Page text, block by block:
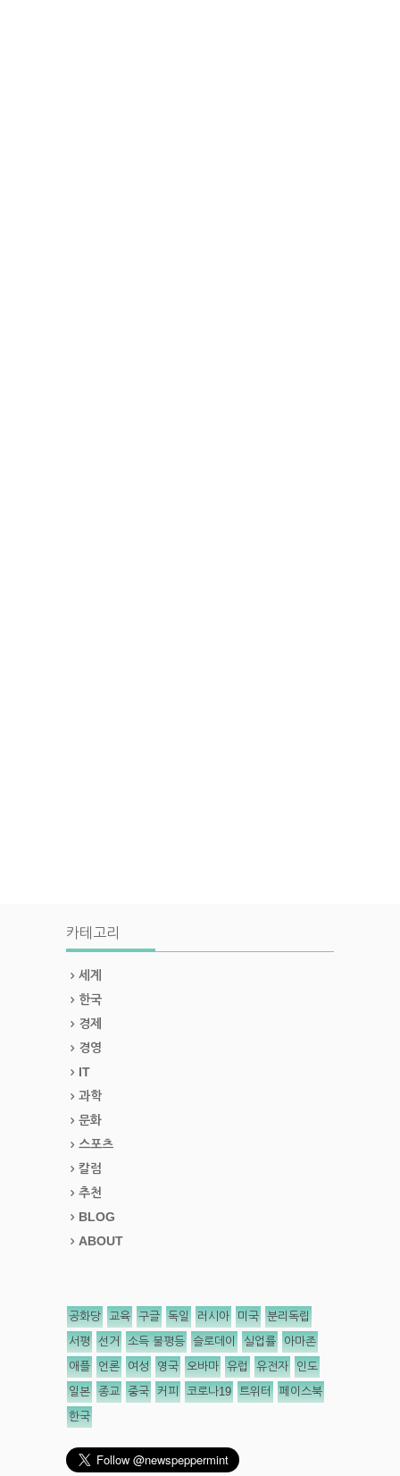
카테고리
세계
한국
경제
경영
IT
과학
문화
스포츠
칼럼
추천
BLOG
ABOUT
공화당 교육 구글 독일 러시아 미국 분리독립
서평 선거 소득 불평등 슬로데이 실업률 아마존
애플 언론 여성 영국 오바마 유럽 유전자 인도
일본 종교 중국 커피 코로나19 트위터 페이스북
한국